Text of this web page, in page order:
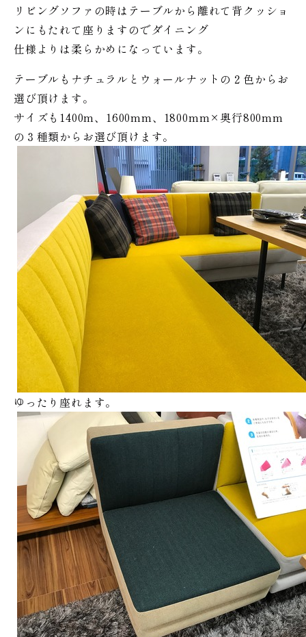
リビングソファの時はテーブルから離れて背クッショ
ンにもたれて座りますのでダイニング
仕様よりは柔らかめになっています。
テーブルもナチュラルとウォールナットの２色からお
選び頂けます。
サイズも1400m、1600mm、1800mm×奥行800mm
の３種類からお選び頂けます。
ゆったり座れます。